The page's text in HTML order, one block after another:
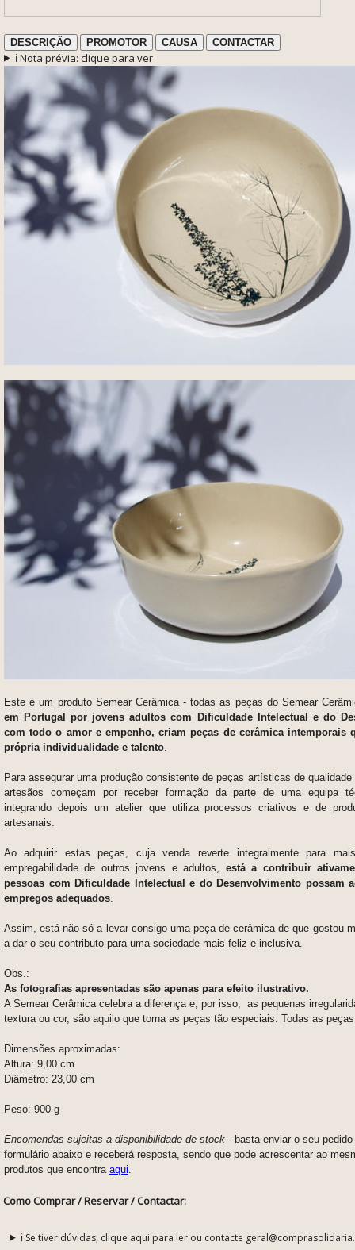
DESCRIÇÃO PROMOTOR CAUSA CONTACTAR
ℹ️ Nota prévia: clique para ver
Este é um produto Semear Cerâmica - todas as peças do Semear
em Portugal por jovens adultos com Dificuldade Intelectual e do
com todo o amor e empenho, criam peças de cerâmica intemporais
própria individualidade e talento
Para assegurar uma produção consistente de peças artísticas de
artesãos começam por receber formação da parte de uma equipa
integrando depois um atelier que utiliza processos criativos e de
artesanais.
Ao adquirir estas peças, cuja venda reverte integralmente para
empregabilidade de outros jovens e adultos, está a contribuir
pessoas com Dificuldade Intelectual e do Desenvolvimento possam
empregos adequados
Assim, está não só a levar consigo uma peça de cerâmica de que gostou
a dar o seu contributo para uma sociedade mais feliz e inclusiva.
Obs.:
As fotografias apresentadas são apenas para efeito ilustrativo.
A Semear Cerâmica celebra a diferença e, por isso, as pequenas
textura ou cor, são aquilo que torna as peças tão especiais. Todas as
Dimensões aproximadas:
Altura: 9,00 cm
Diâmetro: 23,00 cm
Peso: 900 g
Encomendas sujeitas a disponibilidade de stock - basta enviar o seu
formulário abaixo e receberá resposta, sendo que pode acrescentar ao
produtos que encontra aqui
Como Comprar / Reservar / Contactar:
ℹ️ Se tiver dúvidas, clique aqui para ler ou contacte